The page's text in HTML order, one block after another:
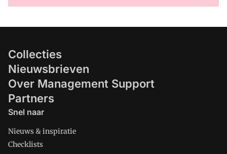
Collecties
Nieuwsbrieven
Over Management Support
Partners
Snel naar
Nieuws & inspiratie
Checklists